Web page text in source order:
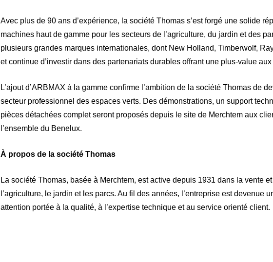
Avec plus de 90 ans d’expérience, la société Thomas s’est forgé une solide
machines haut de gamme pour les secteurs de l’agriculture, du jardin et des
plusieurs grandes marques internationales, dont New Holland, Timberwolf,
et continue d’investir dans des partenariats durables offrant une plus-value
L’ajout d’ARBMAX à la gamme confirme l’ambition de la société Thomas de
secteur professionnel des espaces verts. Des démonstrations, un support
pièces détachées complet seront proposés depuis le site de Merchtem aux
l’ensemble du Benelux.
À propos de la société Thomas
La société Thomas, basée à Merchtem, est active depuis 1931 dans la vente
l’agriculture, le jardin et les parcs. Au fil des années, l’entreprise est devenue
attention portée à la qualité, à l’expertise technique et au service orienté client.